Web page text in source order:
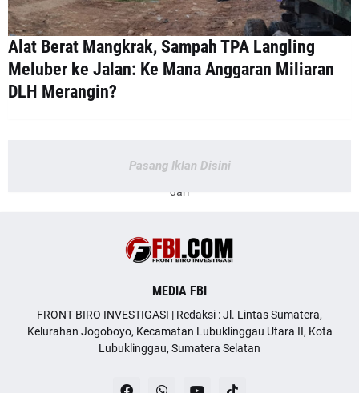
Alat Berat Mangkrak, Sampah TPA Langling
Meluber ke Jalan: Ke Mana Anggaran Miliaran
DLH Merangin?
Pasang Iklan Disini
dari
MEDIA FBI
FRONT BIRO INVESTIGASI | Redaksi : Jl. Lintas Sumatera,
Kelurahan Jogoboyo, Kecamatan Lubuklinggau Utara II, Kota
Lubuklinggau, Sumatera Selatan